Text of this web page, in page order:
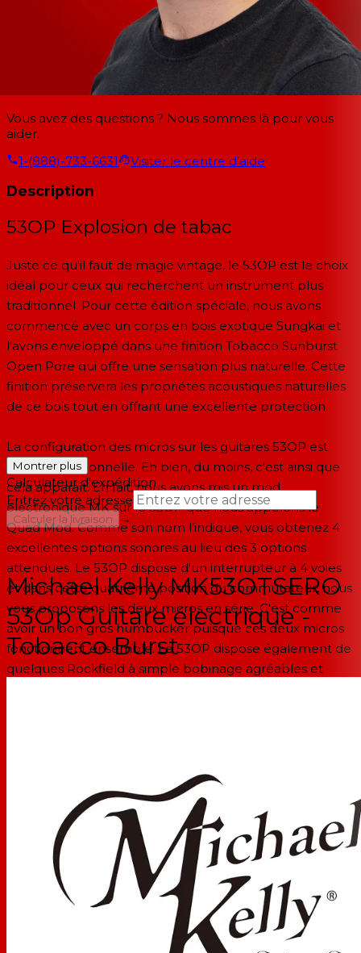
Vous avez des questions ? Nous sommes là pour vous
aider.
1-(888)-733-6631
Visiter le centre d'aide
Description
53OP Explosion de tabac
Juste ce qu'il faut de magie vintage, le 53OP est le choix
idéal pour ceux qui recherchent un instrument plus
traditionnel. Pour cette édition spéciale, nous avons
commencé avec un corps en bois exotique Sungkai et
l'avons enveloppé dans une finition Tobacco Sunburst
Open Pore qui offre une sensation plus naturelle. Cette
finition préservera les propriétés acoustiques naturelles
de ce bois tout en offrant une excellente protection.
La configuration des micros sur les guitares 53OP est
vintage traditionnelle. Eh bien, du moins, c'est ainsi que
cela apparaît. En fait, nous avons mis un mod
électronique MK sur le 53OP que nous appelons le
Quad Mod. Comme son nom l’indique, vous obtenez 4
excellentes options sonores au lieu des 3 options
attendues. Le 53OP dispose d'un interrupteur à 4 voies
et dans cette quatrième position du commutateur, nous
vous proposons les deux micros en série. C'est comme
avoir un bon gros humbucker puisque ces deux micros
fonctionnent ensemble. Le 53OP dispose également de
quelques Rockfield à simple bobinage agréables et
CARACTÉRISTIQUES
Sungkai
Montrer plus
Calculateur d'expédition
Entrez votre adresse
Calculer la livraison
→
--
Michael Kelly MK53OTSERO
53Op Guitare électrique -
Tobacco Burst